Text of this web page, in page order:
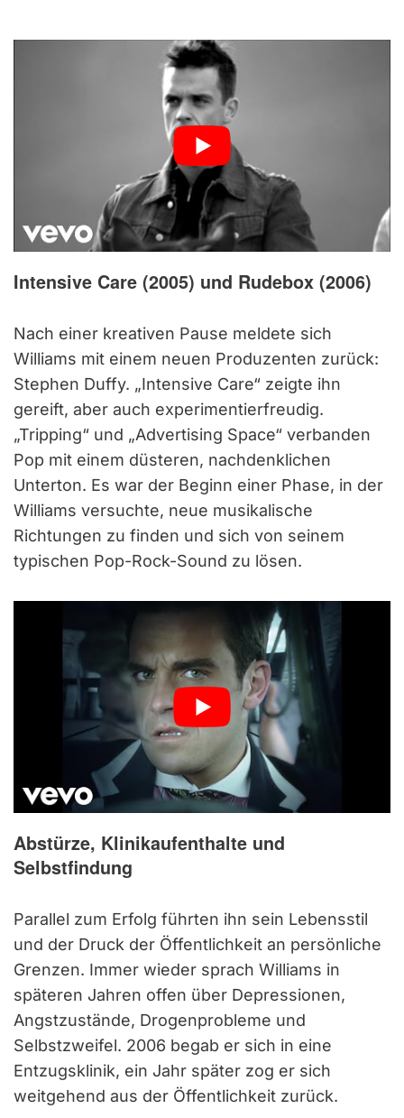
Intensive Care (2005) und Rudebox (2006)
Nach einer kreativen Pause meldete sich
Williams mit einem neuen Produzenten zurück:
Stephen Duffy. „Intensive Care“ zeigte ihn
gereift, aber auch experimentierfreudig.
„Tripping“ und „Advertising Space“ verbanden
Pop mit einem düsteren, nachdenklichen
Unterton. Es war der Beginn einer Phase, in der
Williams versuchte, neue musikalische
Richtungen zu finden und sich von seinem
typischen Pop-Rock-Sound zu lösen.
Abstürze, Klinikaufenthalte und
Selbstfindung
Parallel zum Erfolg führten ihn sein Lebensstil
und der Druck der Öffentlichkeit an persönliche
Grenzen. Immer wieder sprach Williams in
späteren Jahren offen über Depressionen,
Angstzustände, Drogenprobleme und
Selbstzweifel. 2006 begab er sich in eine
Entzugsklinik, ein Jahr später zog er sich
weitgehend aus der Öffentlichkeit zurück.